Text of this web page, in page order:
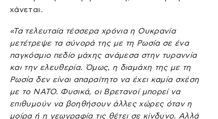
χάνεται.
«Τα τελευταία τέσσερα χρόνια η Ουκρανία
μετέτρεψε τα σύνορά της με τη Ρωσία σε ένα
παγκόσμιο πεδίο μάχης ανάμεσα στην τυραννία
και την ελευθερία. Όμως, η διαμάχη της με τη
Ρωσία δεν είναι απαραίτητο να έχει καμία σχέση
με το ΝΑΤΟ. Φυσικά, οι Βρετανοί μπορεί να
επιθυμούν να βοηθήσουν άλλες χώρες όταν η
μοίρα ή η γεωγραφία τις θέτει σε κίνδυνο. Αλλά